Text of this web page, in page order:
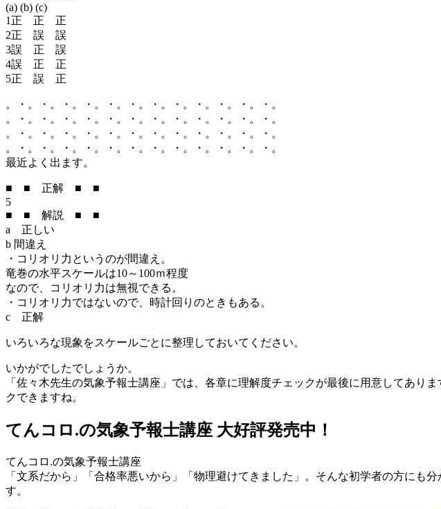
(a) (b) (c)
1正 正 正
2正 誤 誤
3誤 正 誤
4誤 正 正
5正 誤 正
。・。・。・。・。・。・。・。・。・。・。・。・。
。・。・。・。・。・。・。・。・。・。・。・。・。
。・。・。・。・。・。・。・。・。・。・。・。・。
。・。・。・。・。・。・。・。・。・。・。・。・。
最近よく出ます。
■ ■ 正解 ■ ■
5
■ ■ 解説 ■ ■
a 正しい
b 間違え
・コリオリ力というのが間違え。
竜巻の水平スケールは10～100ｍ程度
なので、コリオリ力は無視できる。
・コリオリ力ではないので、時計回りのときもある。
c 正解
いろいろな現象をスケールごとに整理しておいてください。
いかがでしたでしょうか。
「佐々木先生の気象予報士講座」では、各章に理解度チェックが最後に用意してあ
クできますね。
てんコロ.の気象予報士講座 大好評発売中！
てんコロ.の気象予報士講座
「文系だから」「合格率悪いから」「物理避けてきました」。そんな初学者の方に
す。